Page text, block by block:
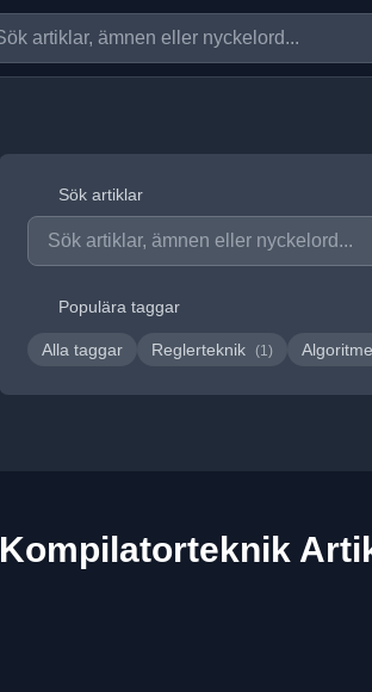
Sök artiklar
Populära taggar
Alla taggar Reglerteknik (1)
Kompilatorteknik